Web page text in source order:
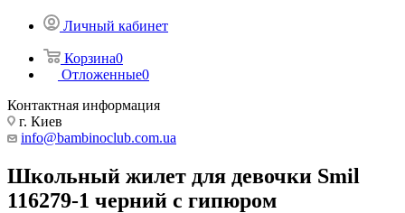
Личный кабинет
Корзина0
Отложенные0
Контактная информация
г. Киев
info@bambinoclub.com.ua
Школьный жилет для девочки Smil
116279-1 черний с гипюром